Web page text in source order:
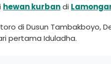
hewan kurbandi
di Dusun Tambakboyo,
pertama Iduladha.